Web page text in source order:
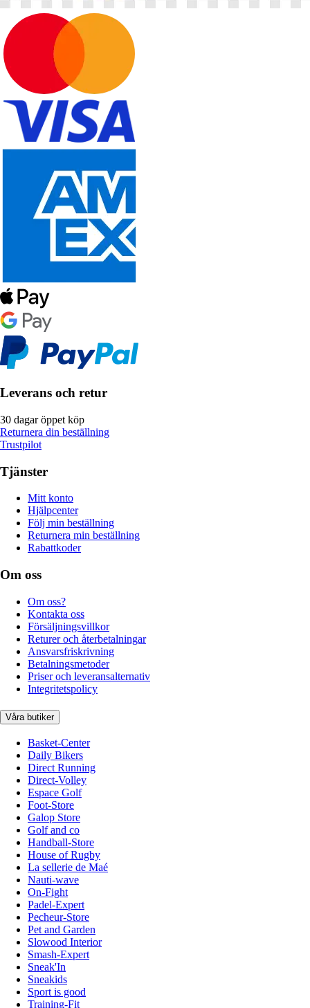
Leverans och retur
30 dagar öppet köp
Returnera din beställning
Trustpilot
Tjänster
Mitt konto
Hjälpcenter
Följ min beställning
Returnera min beställning
Rabattkoder
Om oss
Om oss?
Kontakta oss
Försäljningsvillkor
Returer och återbetalningar
Ansvarsfriskrivning
Betalningsmetoder
Priser och leveransalternativ
Integritetspolicy
Våra butiker
Basket-Center
Daily Bikers
Direct Running
Direct-Volley
Espace Golf
Foot-Store
Galop Store
Golf and co
Handball-Store
House of Rugby
La sellerie de Maé
Nauti-wave
On-Fight
Padel-Expert
Pecheur-Store
Pet and Garden
Slowood Interior
Smash-Expert
Sneak'In
Sneakids
Sport is good
Training-Fit